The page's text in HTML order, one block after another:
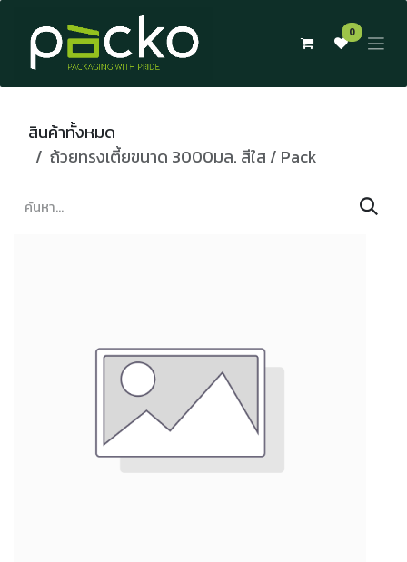
Skip to Content
0
สินค้าทั้งหมด
ถ้วยทรงเตี้ยขนาด 3000มล. สีใส / Pack